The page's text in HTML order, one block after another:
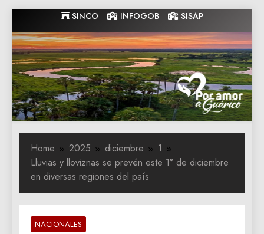
to
content
SINCO INFOGOB SISAP
Gobernacion
de Guarico
Gobernacion de Guarico
Home 2025 diciembre
1
Lluvias y lloviznas se prevén este 1° de diciembre
en diversas regiones del país
NACIONALES